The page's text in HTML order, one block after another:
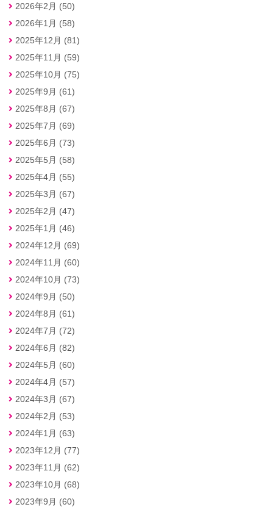
2026年2月 (50)
2026年1月 (58)
2025年12月 (81)
2025年11月 (59)
2025年10月 (75)
2025年9月 (61)
2025年8月 (67)
2025年7月 (69)
2025年6月 (73)
2025年5月 (58)
2025年4月 (55)
2025年3月 (67)
2025年2月 (47)
2025年1月 (46)
2024年12月 (69)
2024年11月 (60)
2024年10月 (73)
2024年9月 (50)
2024年8月 (61)
2024年7月 (72)
2024年6月 (82)
2024年5月 (60)
2024年4月 (57)
2024年3月 (67)
2024年2月 (53)
2024年1月 (63)
2023年12月 (77)
2023年11月 (62)
2023年10月 (68)
2023年9月 (60)